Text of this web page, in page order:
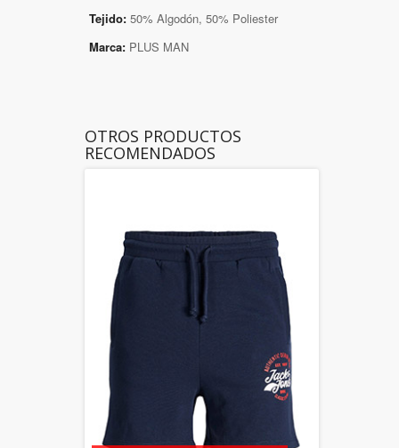
Tejido: 50% Algodón, 50% Poliester
Marca: PLUS MAN
OTROS PRODUCTOS
RECOMENDADOS